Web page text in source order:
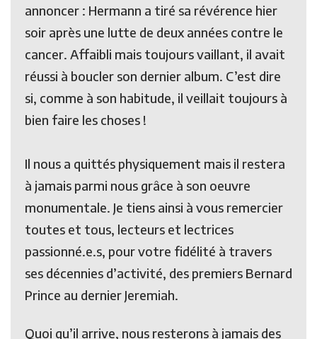
annoncer : Hermann a tiré sa révérence hier
soir après une lutte de deux années contre le
cancer. Affaibli mais toujours vaillant, il avait
réussi à boucler son dernier album. C’est dire
si, comme à son habitude, il veillait toujours à
bien faire les choses !
Il nous a quittés physiquement mais il restera
à jamais parmi nous grâce à son oeuvre
monumentale. Je tiens ainsi à vous remercier
toutes et tous, lecteurs et lectrices
passionné.e.s, pour votre fidélité à travers
ses décennies d’activité, des premiers Bernard
Prince au dernier Jeremiah.
Quoi qu’il arrive, nous resterons à jamais des